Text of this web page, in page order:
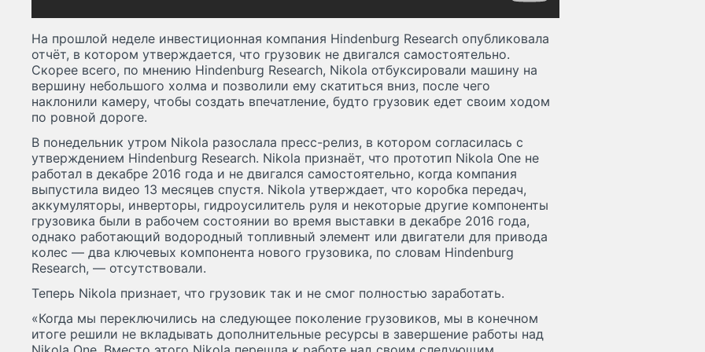
На прошлой неделе инвестиционная компания Hindenburg Research опубликовала
отчёт, в котором утверждается, что грузовик не двигался самостоятельно.
Скорее всего, по мнению Hindenburg Research, Nikola отбуксировали машину на
вершину небольшого холма и позволили ему скатиться вниз, после чего
наклонили камеру, чтобы создать впечатление, будто грузовик едет своим ходом
по ровной дороге.
В понедельник утром Nikola разослала пресс-релиз, в котором согласилась с
утверждением Hindenburg Research. Nikola признаёт, что прототип Nikola One не
работал в декабре 2016 года и не двигался самостоятельно, когда компания
выпустила видео 13 месяцев спустя. Nikola утверждает, что коробка передач,
аккумуляторы, инверторы, гидроусилитель руля и некоторые другие компоненты
грузовика были в рабочем состоянии во время выставки в декабре 2016 года,
однако работающий водородный топливный элемент или двигатели для привода
колес — два ключевых компонента нового грузовика, по словам Hindenburg
Research, — отсутствовали.
Теперь Nikola признает, что грузовик так и не смог полностью заработать.
«Когда мы переключились на следующее поколение грузовиков, мы в конечном
итоге решили не вкладывать дополнительные ресурсы в завершение работы над